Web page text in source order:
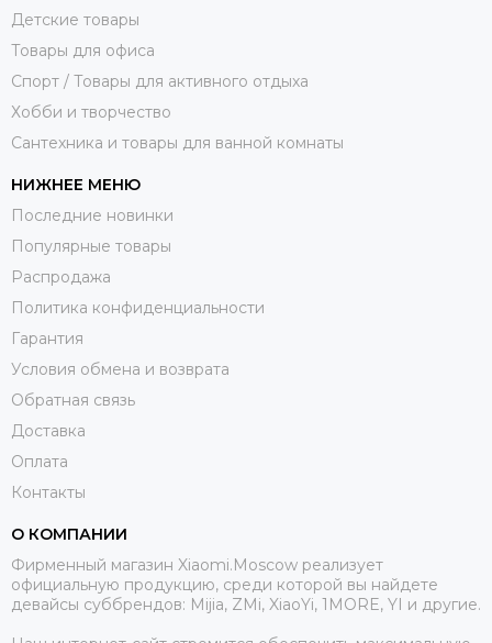
Детские товары
Товары для офиса
Спорт / Товары для активного отдыха
Хобби и творчество
Сантехника и товары для ванной комнаты
НИЖНЕЕ МЕНЮ
Последние новинки
Популярные товары
Распродажа
Политика конфиденциальности
Гарантия
Условия обмена и возврата
Обратная связь
Доставка
Оплата
Контакты
О КОМПАНИИ
Фирменный магазин Xiaomi.Moscow реализует
официальную продукцию, среди которой вы найдете
девайсы суббрендов: Mijia, ZMi, XiaoYi, 1MORE, YI и другие.